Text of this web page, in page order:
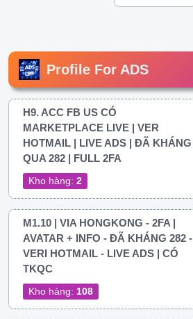
Profile For ADS
H9. ACC FB US CÓ
MARKETPLACE LIVE | VER
HOTMAIL | LIVE ADS | ĐÃ KHÁNG
QUA 282 | FULL 2FA
Kho hàng: 2
M1.10 | VIA HONGKONG - 2FA |
AVATAR + INFO - ĐÃ KHÁNG 282 -
VERI HOTMAIL - LIVE ADS | CÓ
TKQC
Kho hàng: 108